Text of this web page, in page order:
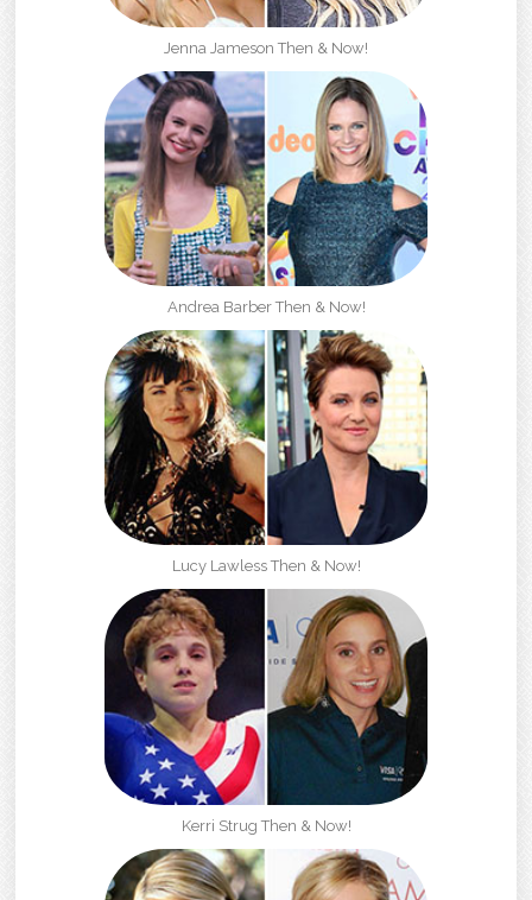
Jenna Jameson Then & Now!
Andrea Barber Then & Now!
Lucy Lawless Then & Now!
Kerri Strug Then & Now!